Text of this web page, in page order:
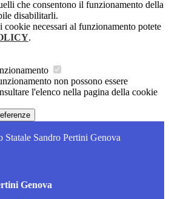
che consentono il funzionamento della
disabilitarli.
cookie necessari al funzionamento potete
.
non possono essere
l'elenco nella pagina della cookie
Statale Sandro Pertini Genova
Genova